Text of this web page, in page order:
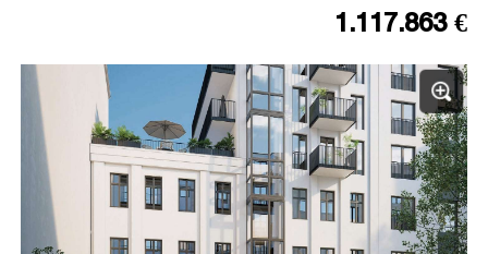
1.117.863 €